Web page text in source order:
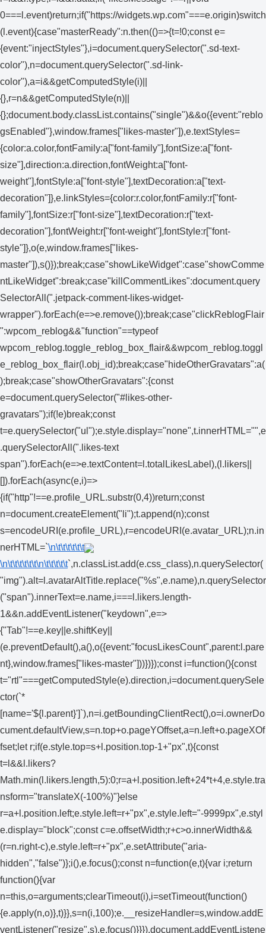
0===l.event)return;if("https://widgets.wp.com"===e.origin)switch
(l.event){case"masterReady":n.then(()=>{t=!0;const e=
{event:"injectStyles"},i=document.querySelector(".sd-text-
color"),n=document.querySelector(".sd-link-
color"),a=i&&getComputedStyle(i)||
{},r=n&&getComputedStyle(n)||
{};document.body.classList.contains("single")&&o({event:"reblo
gsEnabled"},window.frames["likes-master"]),e.textStyles=
{color:a.color,fontFamily:a["font-family"],fontSize:a["font-
size"],direction:a.direction,fontWeight:a["font-
weight"],fontStyle:a["font-style"],textDecoration:a["text-
decoration"]},e.linkStyles={color:r.color,fontFamily:r["font-
family"],fontSize:r["font-size"],textDecoration:r["text-
decoration"],fontWeight:r["font-weight"],fontStyle:r["font-
style"]},o(e,window.frames["likes-
master"]),s()});break;case"showLikeWidget":case"showComme
ntLikeWidget":break;case"killCommentLikes":document.query
SelectorAll(".jetpack-comment-likes-widget-
wrapper").forEach(e=>e.remove());break;case"clickReblogFlair
":wpcom_reblog&&"function"==typeof
wpcom_reblog.toggle_reblog_box_flair&&wpcom_reblog.toggl
e_reblog_box_flair(l.obj_id);break;case"hideOtherGravatars":a(
);break;case"showOtherGravatars":{const
e=document.querySelector("#likes-other-
gravatars");if(!e)break;const
t=e.querySelector("ul");e.style.display="none",t.innerHTML="",e
.querySelectorAll(".likes-text
span").forEach(e=>e.textContent=l.totalLikesLabel),(l.likers||
[]).forEach(async(e,i)=>
{if("http"!==e.profile_URL.substr(0,4))return;const
n=document.createElement("li");t.append(n);const
s=encodeURI(e.profile_URL),r=encodeURI(e.avatar_URL);n.in
nerHTML=`\n\t\t\t\t\t\t
\n\t\t\t\t\t\t\n\t\t\t\t\t`,n.classList.add(e.css_class),n.querySelector(
"img").alt=l.avatarAltTitle.replace("%s",e.name),n.querySelector
("span").innerText=e.name,i===l.likers.length-
1&&n.addEventListener("keydown",e=>
{"Tab"!==e.key||e.shiftKey||
(e.preventDefault(),a(),o({event:"focusLikesCount",parent:l.pare
nt},window.frames["likes-master"]))})});const i=function(){const
t="rtl"===getComputedStyle(e).direction,i=document.querySele
ctor(`*
[name='${l.parent}']`),n=i.getBoundingClientRect(),o=i.ownerDo
cument.defaultView,s=n.top+o.pageYOffset,a=n.left+o.pageXOf
fset;let r;if(e.style.top=s+l.position.top-1+"px",t){const
t=l&&l.likers?
Math.min(l.likers.length,5):0;r=a+l.position.left+24*t+4,e.style.tra
nsform="translateX(-100%)"}else
r=a+l.position.left;e.style.left=r+"px",e.style.left="-9999px",e.styl
e.display="block";const c=e.offsetWidth;r+c>o.innerWidth&&
(r=n.right-c),e.style.left=r+"px",e.setAttribute("aria-
hidden","false")};i(),e.focus();const n=function(e,t){var i;return
function(){var
n=this,o=arguments;clearTimeout(i),i=setTimeout(function()
{e.apply(n,o)},t)}},s=n(i,100);e.__resizeHandler=s,window.addE
ventListener("resize",s),e.focus()}}}),document.addEventListene